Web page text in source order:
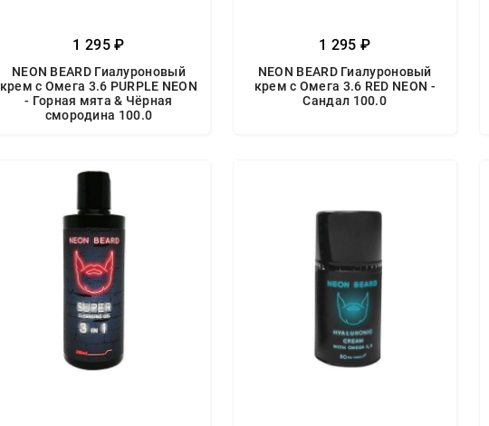
1 295 ₽
NEON BEARD Гиалуроновый
крем с Омега 3.6 PURPLE NEON
- Горная мята & Чёрная
смородина 100.0
1 295 ₽
NEON BEARD Гиалуроновый
крем с Омега 3.6 RED NEON -
Сандал 100.0